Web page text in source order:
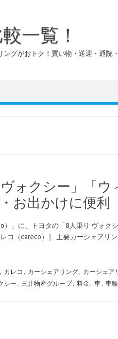
一覧！
グがおトク！買い物・送迎・通院
ォクシー」「ウ
お出かけに便利
」に、トヨタの「8人乗り ヴォク
コ（careco）］ 主要カーシェアリ
, カレコ , カーシェアリング, カーシェア
シー , 三井物産グループ, 料金, 車, 車種